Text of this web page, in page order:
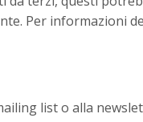
Per informazioni
list o alla